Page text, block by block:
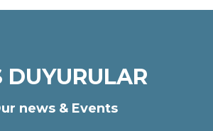
DUYURULAR
news & Events